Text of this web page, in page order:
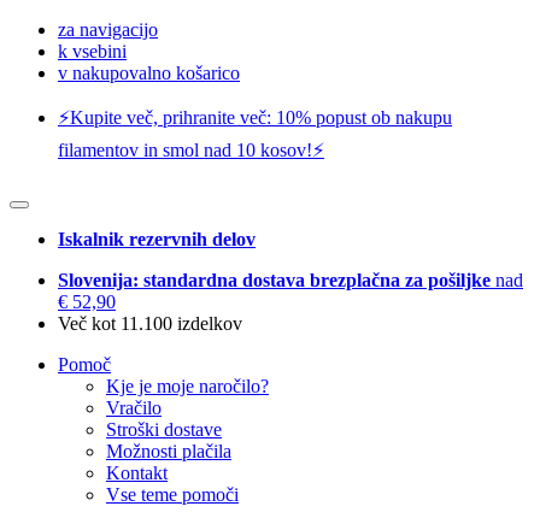
za navigacijo
k vsebini
v nakupovalno košarico
⚡️Kupite več, prihranite več: 10% popust ob nakupu
filamentov in smol nad 10 kosov!⚡️
Iskalnik rezervnih delov
Slovenija: standardna dostava brezplačna za pošiljke nad
€ 52,90
Več kot 11.100 izdelkov
Pomoč
Kje je moje naročilo?
Vračilo
Stroški dostave
Možnosti plačila
Kontakt
Vse teme pomoči